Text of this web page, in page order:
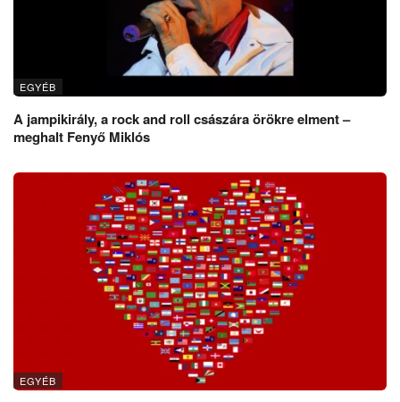
EGYÉB
A jampikirály, a rock and roll császára örökre elment –
meghalt Fenyő Miklós
EGYÉB